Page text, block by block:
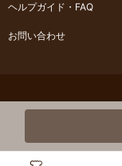
ヘルプガイド・FAQ
お問い合わせ